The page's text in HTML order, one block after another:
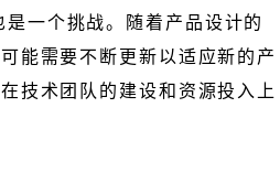
一个挑战。随着产品设计的
能需要不断更新以适应新的产
技术团队的建设和资源投入上